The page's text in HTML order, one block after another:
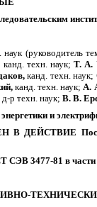
наук (руководитель
канд. техн. наук;Т. А.
канд. техн. наук;
канд. техн. наук; А.
д-р техн. наук; В. В.
и
СЭВ 3477-81 в